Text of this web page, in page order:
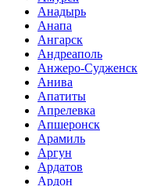
Анадырь
Анапа
Ангарск
Андреаполь
Анжеро-Судженск
Анива
Апатиты
Апрелевка
Апшеронск
Арамиль
Аргун
Ардатов
Ардон